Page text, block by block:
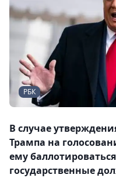
РБК
В случае
Трампа на
ему
государственные